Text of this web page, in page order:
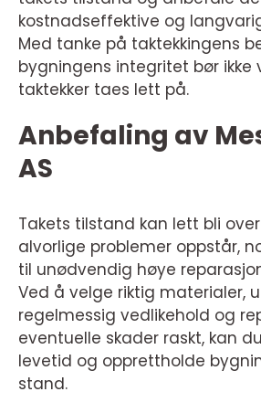
kostnadseffektive og
Med tanke på taktekkingens
bygningens integritet bør ikke
taktekker taes lett på.
Anbefaling av
AS
Takets tilstand kan lett bli
alvorlige problemer oppstår,
til unødvendig høye
Ved å velge riktig materialer,
regelmessig vedlikehold og
eventuelle skader raskt, kan
levetid og opprettholde
stand.